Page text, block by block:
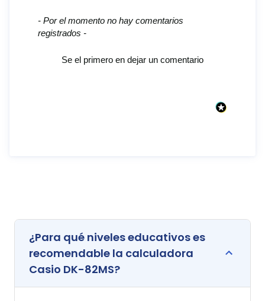
- Por el momento no hay comentarios
registrados -
Se el primero en dejar un comentario
New content loaded
¿Para qué niveles educativos es
recomendable la calculadora
Casio DK-82MS?